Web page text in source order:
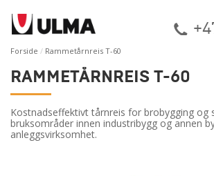
Forside Rammetårnreis T-60
RAMMETÅRNREIS T-60
Kostnadseffektivt tårnreis for brobygging og
bruksområder innen industribygg og annen
anleggsvirksomhet.